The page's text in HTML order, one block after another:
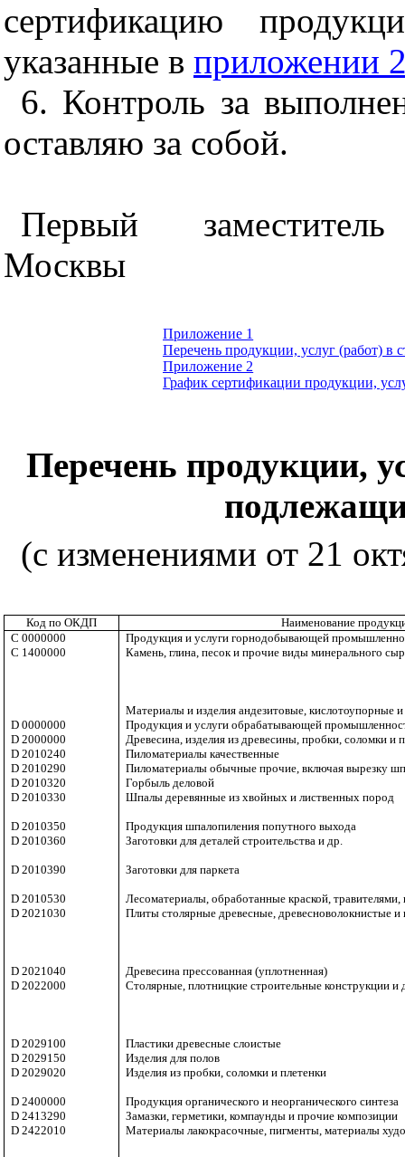
сертификацию
указанные в приложении
6. Контроль за
оставляю за собой.
Первый
Москвы
Приложение 1
Перечень продукции, услуг (работ) в
Приложение 2
График сертификации продукции,
Перечень продукции,
(с изменениями от 21
Код по ОКДП
Наименование
C 0000000
Продукция и услуги горнодобывающей
C 1400000
Камень, глина, песок и прочие виды минерального
Материалы и изделия андезитовые, кислотоупорные
D 0000000
Продукция и услуги обрабатывающей
D 2000000
Древесина, изделия из древесины, пробки, соломки и
D 2010240
Пиломатериалы качественные
D 2010290
Пиломатериалы обычные прочие, включая вырезку
D 2010320
Горбыль деловой
D 2010330
Шпалы деревянные из хвойных и лиственных пород
D 2010350
Продукция шпалопиления попутного выхода
D 2010360
Заготовки для деталей строительства и др.
D 2010390 Заготовки для паркета
D 2010530
Лесоматериалы, обработанные краской,
D 2021030
Плиты столярные древесные, древесноволокнистые и
D 2021040
Древесина прессованная (уплотненная)
D 2022000
Столярные, плотницкие строительные конструкции и
D 2029100
Пластики древесные слоистые
D 2029150
Изделия для полов
D 2029020
Изделия из пробки, соломки и плетенки
D 2400000
Продукция органического и неорганического синтеза
D 2413290
Замазки, герметики, компаунды и прочие композиции
D 2422010
Материалы лакокрасочные, пигменты, материалы